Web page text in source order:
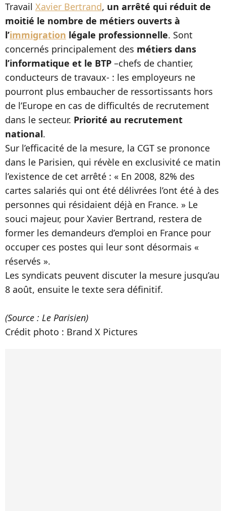
Travail Xavier Bertrand, un arrêté qui réduit de
moitié le nombre de métiers ouverts à
l’immigration légale professionnelle. Sont
concernés principalement des métiers dans
l’informatique et le BTP –chefs de chantier,
conducteurs de travaux- : les employeurs ne
pourront plus embaucher de ressortissants hors
de l’Europe en cas de difficultés de recrutement
dans le secteur. Priorité au recrutement
national.
Sur l’efficacité de la mesure, la CGT se prononce
dans le Parisien, qui révèle en exclusivité ce matin
l’existence de cet arrêté : « En 2008, 82% des
cartes salariés qui ont été délivrées l’ont été à des
personnes qui résidaient déjà en France. » Le
souci majeur, pour Xavier Bertrand, restera de
former les demandeurs d’emploi en France pour
occuper ces postes qui leur sont désormais «
réservés ».
Les syndicats peuvent discuter la mesure jusqu’au
8 août, ensuite le texte sera définitif.
(Source : Le Parisien)
Crédit photo : Brand X Pictures